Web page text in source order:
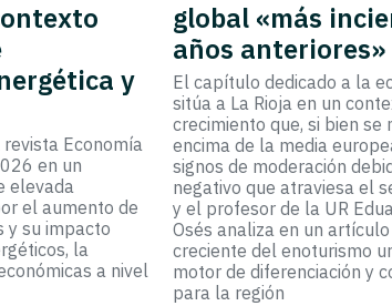
y
revista Economía
en un
elevada
el aumento de
y su impacto
la
a nivel
global «más
años anteriores»
El capítulo dedicado a la
sitúa a La Rioja en un
crecimiento que, si bien se
encima de la media
signos de moderación
negativo que atraviesa el
y el profesor de la UR
Osés analiza en un
creciente del enoturismo
motor de diferenciación y
para la región